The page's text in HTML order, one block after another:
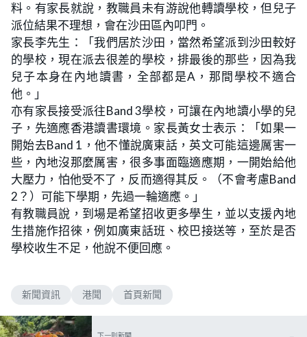
料。有家長就說，教職員未有游說他轉讀學校，但兒子
派位結果不理想，會在沙田區內叩門。
家長李先生：「我們居於沙田，當然希望派到沙田較好
的學校，現在派去很差的學校，排最後的那些，因為我
兒子本身在內地讀書，全部都是A，那間學校不適合
他。」
亦有家長接受派往Band 3學校，可讓在內地讀小學的兒
子，先適應香港讀書環境。家長黃女士表示：「如果一
開始去Band 1，他不懂說廣東話，英文可能這邊厲害一
些，內地沒那麼厲害，很多事面臨適應期，一開始給他
大壓力，怕他受不了，反而適得其反。（不會考慮Band
2？）可能下學期，先過一輪適應。」
有教職員說，到場是希望招收更多學生，並以支援內地
生措施作招徠，例如廣東話班、校巴接送等，至於是否
學校收生不足，他說不便回應。
新聞資訊 港聞 首頁新聞
下一則新聞